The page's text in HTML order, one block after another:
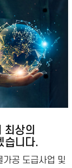
최상의
습니다.
공 도급사업 및